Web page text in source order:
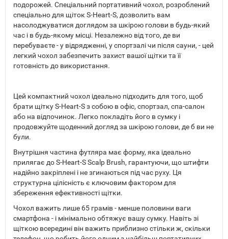
подорожей. Спеціальний портативний чохол, розроблений
спеціально для щіток S-Heart-S, дозволить вам
насолоджуватися доглядом за шкірою голови в будь-який
час і в будь-якому місці. Незалежно від того, де ви
перебуваєте - у відрядженні, у спортзалі чи після сауни, - цей
легкий чохол забезпечить захист вашої щітки та її
готовність до використання.
Цей компактний чохол ідеально підходить для того, щоб
брати щітку S-Heart-S з собою в офіс, спортзал, спа-салон
або на відпочинок. Легко покладіть його в сумку і
продовжуйте щоденний догляд за шкірою голови, де б ви не
були.
Внутрішня частина футляра має форму, яка ідеально
прилягає до S-Heart-S Scalp Brush, гарантуючи, що штифти
надійно закріплені і не згинаються під час руху. Ця
структурна цілісність є ключовим фактором для
збереження ефективності щітки.
Чохол важить лише 65 грамів - менше половини ваги
смартфона - і мінімально обтяжує вашу сумку. Навіть зі
щіткою всередині він важить приблизно стільки ж, скільки